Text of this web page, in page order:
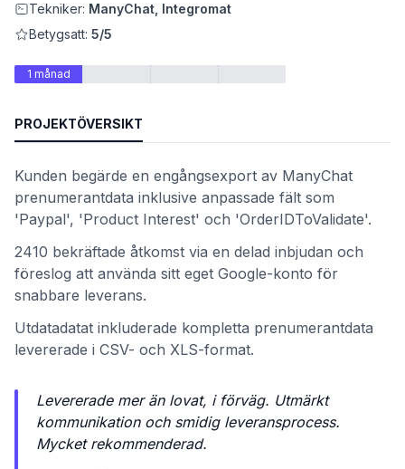
Tekniker: ManyChat, Integromat
Betygsatt: 5/5
1 månad
PROJEKTÖVERSIKT
Kunden begärde en engångsexport av ManyChat
prenumerantdata inklusive anpassade fält som
'Paypal', 'Product Interest' och 'OrderIDToValidate'.
2410 bekräftade åtkomst via en delad inbjudan och
föreslog att använda sitt eget Google-konto för
snabbare leverans.
Utdatadatat inkluderade kompletta prenumerantdata
levererade i CSV- och XLS-format.
Levererade mer än lovat, i förväg. Utmärkt
kommunikation och smidig leveransprocess.
Mycket rekommenderad.